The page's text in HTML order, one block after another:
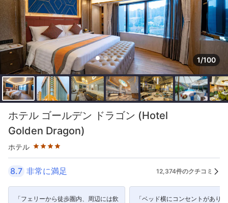
1/100
ホテル ゴールデン ドラゴン (Hotel
Golden Dragon)
ホテル
星評価 4つ星
8.7 非常に満足 12,374件のクチコミ
「フェリーから徒歩圏内、周辺には飲
「ベッド横にコンセントがあり